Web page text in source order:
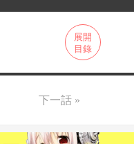
展開
目錄
下一話 »